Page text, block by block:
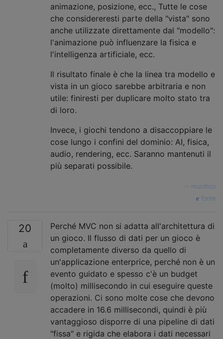
animazione, posizione, ecc., Tutte le cose
che considereresti parte della "vista" sono
anche utilizzate direttamente dal "modello":
l'animazione può influenzare la fisica e
l'intelligenza artificiale, ecc.
Il risultato finale è che la linea tra modello e
vista in un gioco sarebbe arbitraria e non
utile: finiresti per duplicare molto stato tra
di loro.
Invece, i giochi tendono a disaccoppiare le
cose lungo i confini del dominio: AI, fisica,
audio, rendering, ecc. Saranno mantenuti il ​​
più separati possibile.
munifico
fonte
20
Perché MVC non si adatta all'architettura di
un gioco. Il flusso di dati per un gioco è
completamente diverso da quello di
un'applicazione enterprice, perché non è un
evento guidato e spesso c'è un budget
(molto) millisecondo in cui eseguire queste
operazioni. Ci sono molte cose che devono
accadere in 16.6 millisecondi, quindi è più
vantaggioso disporre di una pipeline di dati
"fissa" e rigida che elabora i dati necessari